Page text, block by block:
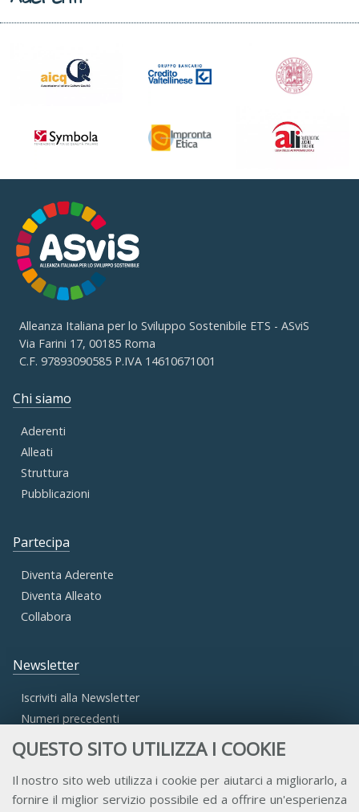
QUESTO SITO UTILIZZA I COOKIE
Il nostro sito web utilizza i cookie per aiutarci a migliorarlo, a
fornire il miglior servizio possibile ed a offrire un'esperienza
Alleanza Italiana per lo Sviluppo Sostenibile ETS - ASviS
Via Farini 17, 00185 Roma
C.F. 97893090585 P.IVA 14610671001
Chi siamo
Aderenti
Alleati
Struttura
Pubblicazioni
Partecipa
Diventa Aderente
Diventa Alleato
Collabora
Newsletter
Iscriviti alla Newsletter
Numeri precedenti
Accesso Aderenti